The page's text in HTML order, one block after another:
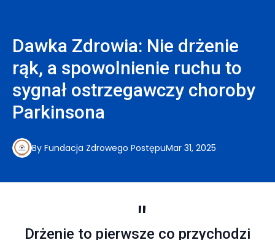
Dawka Zdrowia: Nie drżenie
rąk, a spowolnienie ruchu to
sygnał ostrzegawczy choroby
Parkinsona
Mar 31, 2025
By Fundacja Zdrowego Postępu
Drżenie to pierwsze co przychodzi